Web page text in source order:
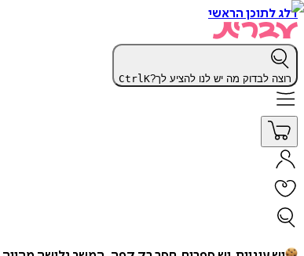
דלג לתוכן הראשי
רוצה לבדוק מה יש לנו להציע לך? CtrlK